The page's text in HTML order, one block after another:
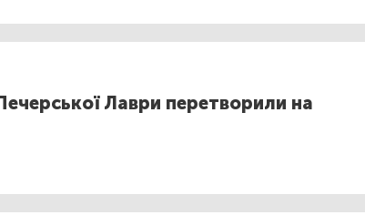
Лаври перетворили на